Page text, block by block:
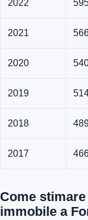
2022
2021
2020
2019
2018
2017
Come
immobile a